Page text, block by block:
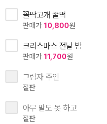
꼴딱고개 꿀떡
판매가 10,800원
크리스마스 전날 밤
판매가 11,700원
그림자 주인
절판
아무 말도 못 하고
절판